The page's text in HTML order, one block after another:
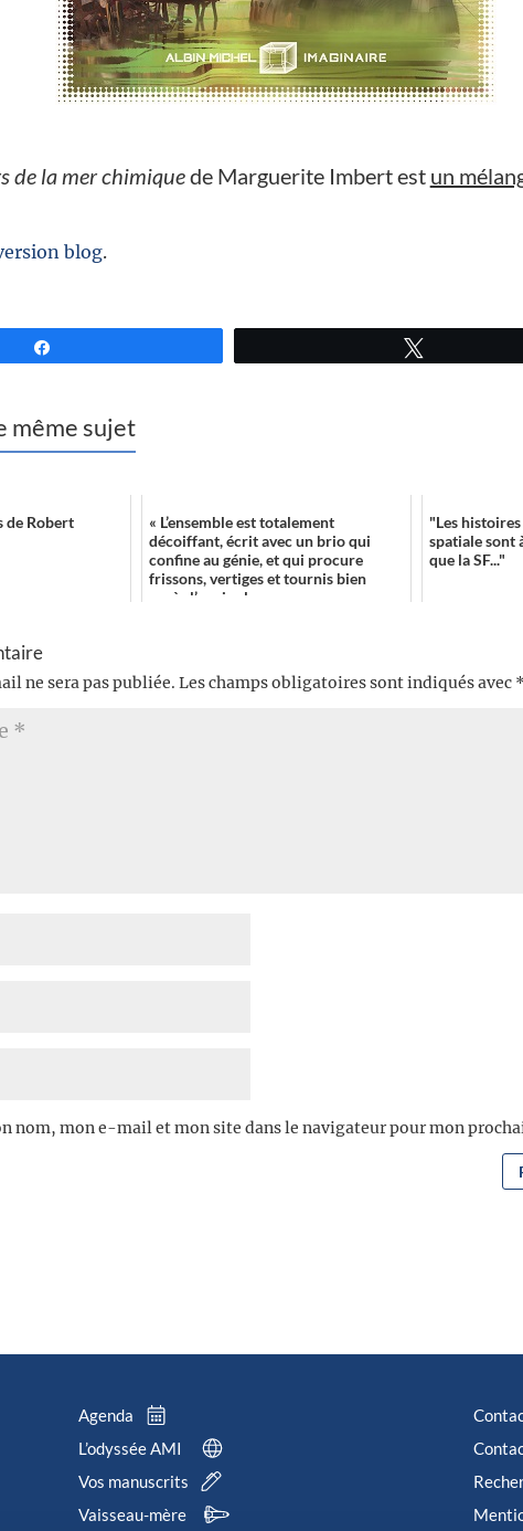
de la mer chimiquede Marguerite Imbert est un
blog.
même sujet
de Robert
« L’ensemble est totalement
décoiffant, écrit avec un brio qui
confine au génie, et qui procure
frissons, vertiges et tournis bien
après l’avoir clos....
"Les
spatiale sont
que la SF..."
ne sera pas publiée. Les champs obligatoires sont indiqués avec
nom, mon e-mail et mon site dans le navigateur pour mon
Agenda
L’odyssée AMI
Vos manuscrits
Vaisseau-mère